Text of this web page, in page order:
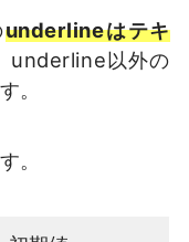
underlineはテキ
underline以外の
。
。